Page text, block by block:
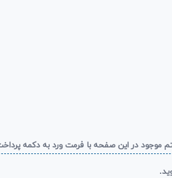
موجود در این صفحه با فرمت ورد به دکمه